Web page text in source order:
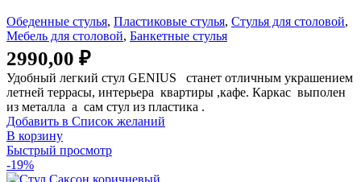
Обеденные стулья, Пластиковые стулья, Стулья для столовой,
Мебель для столовой, Банкетные стулья
2990,00 ₽
Удобный легкий стул GENIUS станет отличным украшением
летней террасы, интерьера квартиры ,кафе. Каркас выполен
из металла а сам стул из пластика .
Добавить в Список желаний
В корзину
Быстрый просмотр
-19%